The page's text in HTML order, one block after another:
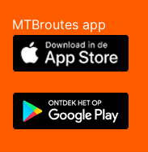
MTBroutes app